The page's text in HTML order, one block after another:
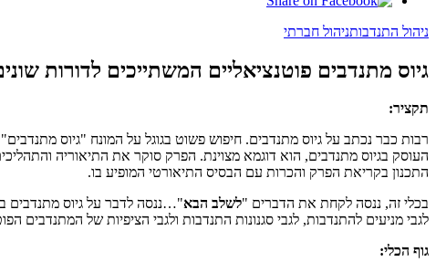
ניהול התנדבותניהול חברתי
גיוס מתנדבים פוטנציאליים המשתייכים לדורות
תקציר:
רבות כבר נכתב על גיוס מתנדבים. חיפוש פשוט בגוגל על המונח "גיוס
העוסק בגיוס מתנדבים, הוא דוגמא מצוינת. הפרק סוקר את התיאוריה
התכנון בקריאת הפרק והכרות עם הבסיס התיאורטי המופיע בו.
בכלי זה, ננסה לקחת את הדברים "לשלב הבא
לגבי מניעים להתנדבות, לגבי סגנונות התנדבות ולגבי הציפיות של המתנדבים
גוף הכלי: